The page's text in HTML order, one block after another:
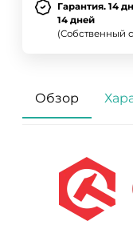
Гарантия. 14
14 дней
(Собственный
Обзор